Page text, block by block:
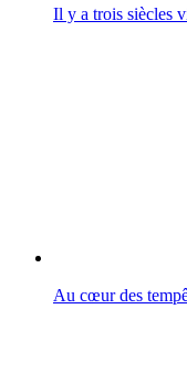
Il y a trois siècles
Au cœur des